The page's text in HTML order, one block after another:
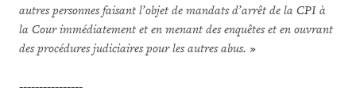
autres personnes faisant l’objet de mandats d’arrêt de la CPI à
la Cour immédiatement et en menant des enquêtes et en ouvrant
des procédures judiciaires pour les autres abus. »
----------------